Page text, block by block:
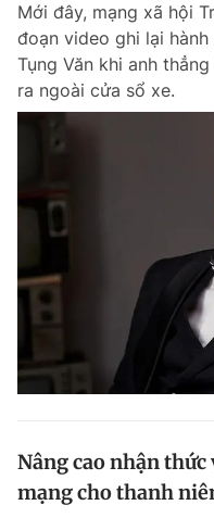
Mới đây, mạng xã hội
đoạn video ghi lại
Tụng Văn khi anh
ra ngoài cửa sổ xe.
Nâng cao nhận
mạng cho thanh